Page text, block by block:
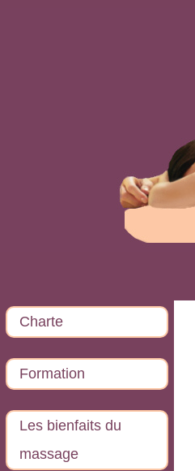
Charte
Formation
Les bienfaits du
massage